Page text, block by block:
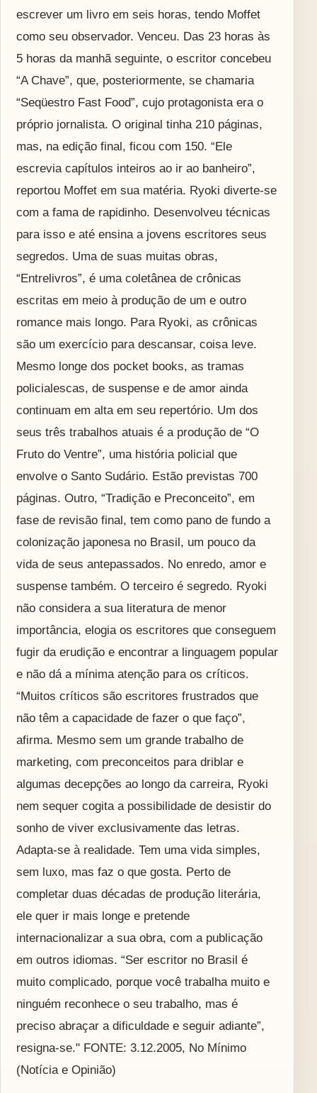
escrever um livro em seis horas, tendo Moffet
como seu observador. Venceu. Das 23 horas às
5 horas da manhã seguinte, o escritor concebeu
“A Chave”, que, posteriormente, se chamaria
“Seqüestro Fast Food”, cujo protagonista era o
próprio jornalista. O original tinha 210 páginas,
mas, na edição final, ficou com 150. “Ele
escrevia capítulos inteiros ao ir ao banheiro”,
reportou Moffet em sua matéria. Ryoki diverte-se
com a fama de rapidinho. Desenvolveu técnicas
para isso e até ensina a jovens escritores seus
segredos. Uma de suas muitas obras,
“Entrelivros”, é uma coletânea de crônicas
escritas em meio à produção de um e outro
romance mais longo. Para Ryoki, as crônicas
são um exercício para descansar, coisa leve.
Mesmo longe dos pocket books, as tramas
policialescas, de suspense e de amor ainda
continuam em alta em seu repertório. Um dos
seus três trabalhos atuais é a produção de “O
Fruto do Ventre”, uma história policial que
envolve o Santo Sudário. Estão previstas 700
páginas. Outro, “Tradição e Preconceito”, em
fase de revisão final, tem como pano de fundo a
colonização japonesa no Brasil, um pouco da
vida de seus antepassados. No enredo, amor e
suspense também. O terceiro é segredo. Ryoki
não considera a sua literatura de menor
importância, elogia os escritores que conseguem
fugir da erudição e encontrar a linguagem popular
e não dá a mínima atenção para os críticos.
“Muitos críticos são escritores frustrados que
não têm a capacidade de fazer o que faço”,
afirma. Mesmo sem um grande trabalho de
marketing, com preconceitos para driblar e
algumas decepções ao longo da carreira, Ryoki
nem sequer cogita a possibilidade de desistir do
sonho de viver exclusivamente das letras.
Adapta-se à realidade. Tem uma vida simples,
sem luxo, mas faz o que gosta. Perto de
completar duas décadas de produção literária,
ele quer ir mais longe e pretende
internacionalizar a sua obra, com a publicação
em outros idiomas. “Ser escritor no Brasil é
muito complicado, porque você trabalha muito e
ninguém reconhece o seu trabalho, mas é
preciso abraçar a dificuldade e seguir adiante”,
resigna-se." FONTE: 3.12.2005, No Mínimo
(Notícia e Opinião)